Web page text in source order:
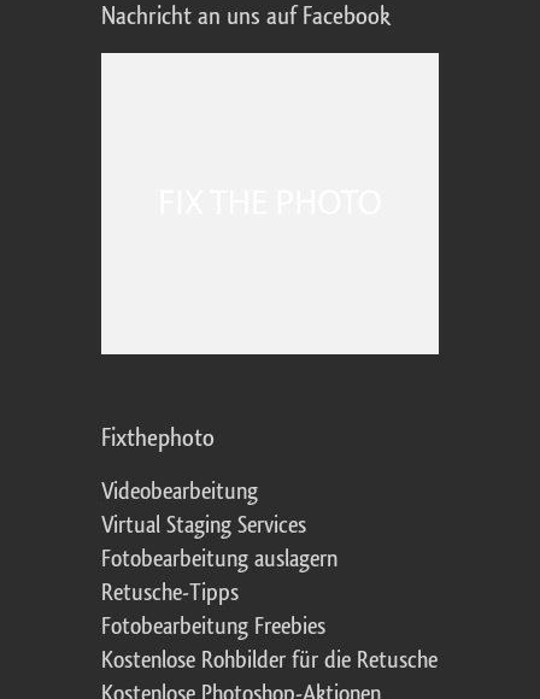
Nachricht an uns auf Facebook
Fixthephoto
Videobearbeitung
Virtual Staging Services
Fotobearbeitung auslagern
Retusche-Tipps
Fotobearbeitung Freebies
Kostenlose Rohbilder für die Retusche
Kostenlose Photoshop-Aktionen